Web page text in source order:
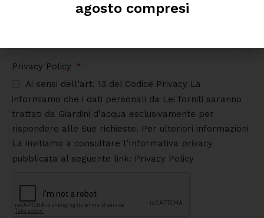
Privacy Policy
Ai sensi dell’art. 13 del Codice Privacy La
informiamo che i dati personali da Lei forniti saranno
trattati da Giardini d'acqua esclusivamente per
rispondere alle Sue richieste. Per ulteriori informazioni
La invitiamo a consultare l’Informativa privacy
pubblicata al seguente link: Privacy Policy
agosto compresi